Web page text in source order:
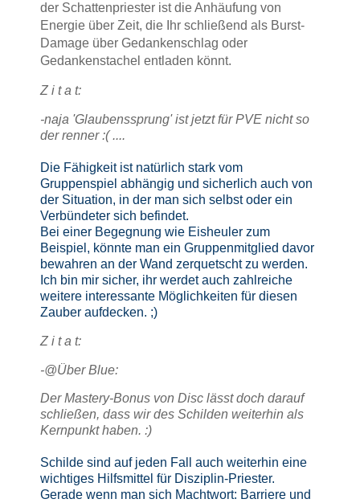
der Schattenpriester ist die Anhäufung von
Energie über Zeit, die Ihr schließend als Burst-
Damage über Gedankenschlag oder
Gedankenstachel entladen könnt.
Z i t a t:
-naja 'Glaubenssprung' ist jetzt für PVE nicht so
der renner :( ....
Die Fähigkeit ist natürlich stark vom
Gruppenspiel abhängig und sicherlich auch von
der Situation, in der man sich selbst oder ein
Verbündeter sich befindet.
Bei einer Begegnung wie Eisheuler zum
Beispiel, könnte man ein Gruppenmitglied davor
bewahren an der Wand zerquetscht zu werden.
Ich bin mir sicher, ihr werdet auch zahlreiche
weitere interessante Möglichkeiten für diesen
Zauber aufdecken. ;)
Z i t a t:
-@Über Blue:
Der Mastery-Bonus von Disc lässt doch darauf
schließen, dass wir des Schilden weiterhin als
Kernpunkt haben. :)
Schilde sind auf jeden Fall auch weiterhin eine
wichtiges Hilfsmittel für Disziplin-Priester.
Gerade wenn man sich Machtwort: Barriere und